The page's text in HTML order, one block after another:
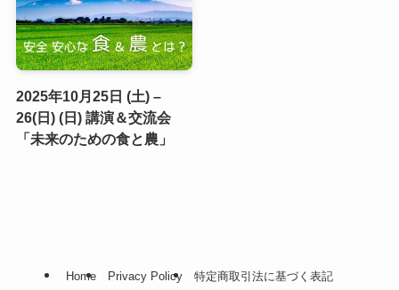
2025年10月25日 (土) –
26(日) (日) 講演＆交流会
「未来のための食と農」
Home Privacy Policy 特定商取引法に基づく表記